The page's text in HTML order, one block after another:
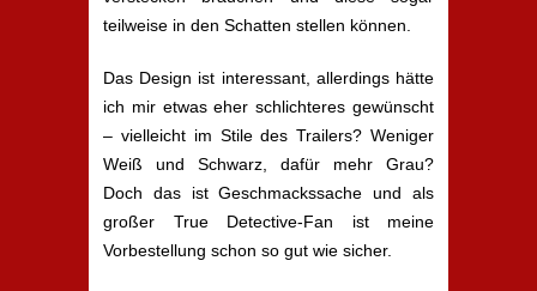
teilweise in den Schatten stellen können.
Das Design ist interessant, allerdings hätte
ich mir etwas eher schlichteres gewünscht
– vielleicht im Stile des Trailers? Weniger
Weiß und Schwarz, dafür mehr Grau?
Doch das ist Geschmackssache und als
großer True Detective-Fan ist meine
Vorbestellung schon so gut wie sicher.